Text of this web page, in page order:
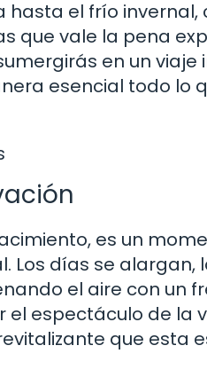
hasta el frío
que vale la pena
en un viaje
esencial todo lo
es un
Los días se alargan,
el aire con un
espectáculo de la
que esta